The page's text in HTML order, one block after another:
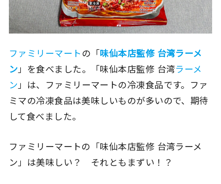
ファミリーマートの「味仙本店監修 台湾ラーメ
ン」を食べました。「味仙本店監修 台湾ラーメ
ン」は、ファミリーマートの冷凍食品です。ファ
ミマの冷凍食品は美味しいものが多いので、期待
して食べました。
ファミリーマートの「味仙本店監修 台湾ラーメ
ン」は美味しい？ それともまずい！？